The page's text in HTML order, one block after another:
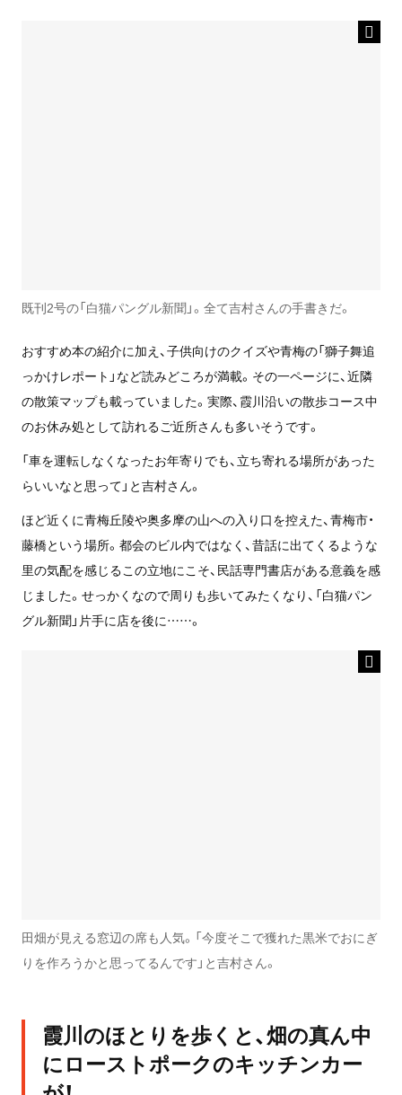
既刊2号の「白猫パングル新聞」。全て吉村さんの手書きだ。
おすすめ本の紹介に加え、子供向けのクイズや青梅の「獅子舞追
っかけレポート」など読みどころが満載。その一ページに、近隣
の散策マップも載っていました。実際、霞川沿いの散歩コース中
のお休み処として訪れるご近所さんも多いそうです。
「車を運転しなくなったお年寄りでも、立ち寄れる場所があった
らいいなと思って」と吉村さん。
ほど近くに青梅丘陵や奥多摩の山への入り口を控えた、青梅市・
藤橋という場所。都会のビル内ではなく、昔話に出てくるような
里の気配を感じるこの立地にこそ、民話専門書店がある意義を感
じました。せっかくなので周りも歩いてみたくなり、「白猫パン
グル新聞」片手に店を後に……。
田畑が見える窓辺の席も人気。「今度そこで獲れた黒米でおにぎ
りを作ろうかと思ってるんです」と吉村さん。
霞川のほとりを歩くと、畑の真ん中
にローストポークのキッチンカー